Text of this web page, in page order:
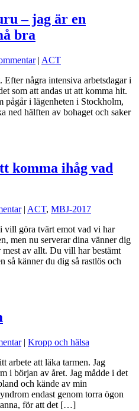
– jag är en
bra
| ACT
några intensiva arbetsdagar i
som att andas ut att komma hit.
pågår i lägenheten i Stockholm,
ned hälften av bohaget och saker
komma ihåg vad
| ACT, MBJ-2017
vill göra tvärt emot vad vi har
men nu serverar dina vänner dig
mest av allt. Du vill har bestämt
så känner du dig så rastlös och
| Kropp och hälsa
arbete att läka tarmen. Jag
i början av året. Jag mådde i det
och kände av min
endast genom torra ögon
för att det […]